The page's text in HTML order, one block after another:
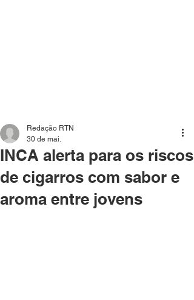
INCA alerta para os riscos
de cigarros com sabor e
aroma entre jovens
Redação RTN
30 de mai.